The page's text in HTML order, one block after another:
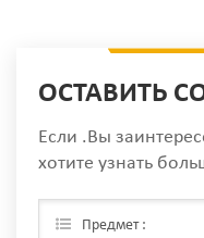
ОСТАВИТЬ
Если .Вы
хотите узнать
только мы Can.
Предмет :